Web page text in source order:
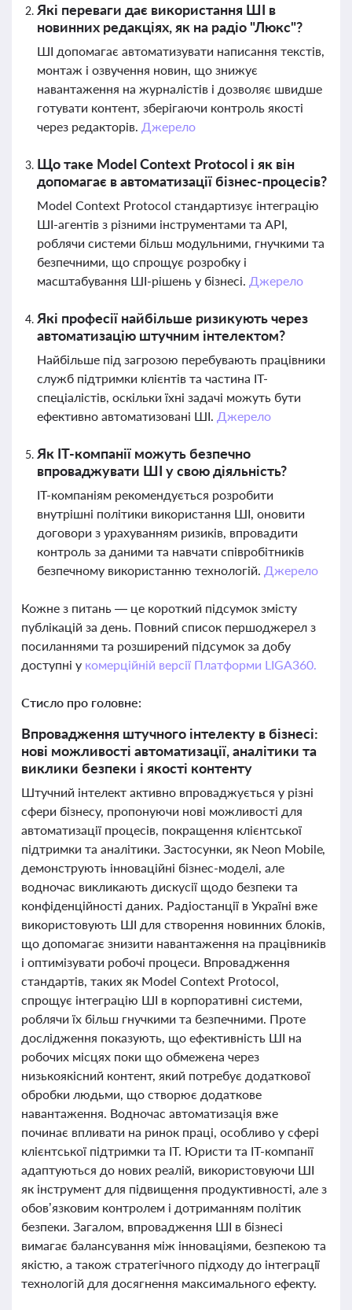
Які переваги дає використання ШІ в
новинних редакціях, як на радіо "Люкс"?
ШІ допомагає автоматизувати написання текстів,
монтаж і озвучення новин, що знижує
навантаження на журналістів і дозволяє швидше
готувати контент, зберігаючи контроль якості
через редакторів. Джерело
Що таке Model Context Protocol і як він
допомагає в автоматизації бізнес-процесів?
Model Context Protocol стандартизує інтеграцію
ШІ-агентів з різними інструментами та API,
роблячи системи більш модульними, гнучкими та
безпечними, що спрощує розробку і
масштабування ШІ-рішень у бізнесі. Джерело
Які професії найбільше ризикують через
автоматизацію штучним інтелектом?
Найбільше під загрозою перебувають працівники
служб підтримки клієнтів та частина ІТ-
спеціалістів, оскільки їхні задачі можуть бути
ефективно автоматизовані ШІ. Джерело
Як IT-компанії можуть безпечно
впроваджувати ШІ у свою діяльність?
IT-компаніям рекомендується розробити
внутрішні політики використання ШІ, оновити
договори з урахуванням ризиків, впровадити
контроль за даними та навчати співробітників
безпечному використанню технологій. Джерело
Кожне з питань — це короткий підсумок змісту
публікацій за день. Повний список першоджерел з
посиланнями та розширений підсумок за добу
доступні у комерційній версії Платформи LIGA360.
Стисло про головне:
Впровадження штучного інтелекту в бізнесі:
нові можливості автоматизації, аналітики та
виклики безпеки і якості контенту
Штучний інтелект активно впроваджується у різні
сфери бізнесу, пропонуючи нові можливості для
автоматизації процесів, покращення клієнтської
підтримки та аналітики. Застосунки, як Neon Mobile,
демонструють інноваційні бізнес-моделі, але
водночас викликають дискусії щодо безпеки та
конфіденційності даних. Радіостанції в Україні вже
використовують ШІ для створення новинних блоків,
що допомагає знизити навантаження на працівників
і оптимізувати робочі процеси. Впровадження
стандартів, таких як Model Context Protocol,
спрощує інтеграцію ШІ в корпоративні системи,
роблячи їх більш гнучкими та безпечними. Проте
дослідження показують, що ефективність ШІ на
робочих місцях поки що обмежена через
низькоякісний контент, який потребує додаткової
обробки людьми, що створює додаткове
навантаження. Водночас автоматизація вже
починає впливати на ринок праці, особливо у сфері
клієнтської підтримки та ІТ. Юристи та IT-компанії
адаптуються до нових реалій, використовуючи ШІ
як інструмент для підвищення продуктивності, але з
обов’язковим контролем і дотриманням політик
безпеки. Загалом, впровадження ШІ в бізнесі
вимагає балансування між інноваціями, безпекою та
якістю, а також стратегічного підходу до інтеграції
технологій для досягнення максимального ефекту.